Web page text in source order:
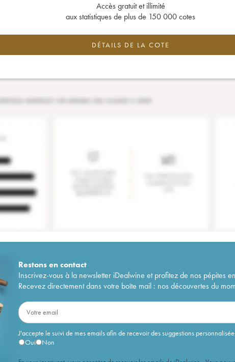
Accès gratuit et illimité
aux statistiques de plus de 150 000 cotes
DÉTAILS DE LA COTE
Restons encontact
Inscrivez-vous à la newsletter iDealwine et profitez de nos pépites
Recevez directement dans votre boîte mail : nos découvertes du
J'accepte le suivi de mes emails afin de recevoir des suggestions
Oui
Non